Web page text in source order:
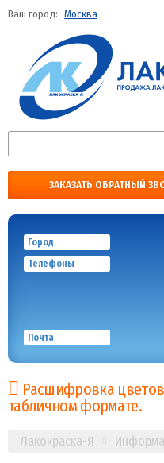
Ваш город: Москва
ЗАКАЗАТЬ ОБРАТНЫЙ
Город
Телефоны
Почта
Расшифровка
табличном формате.
Лакокраска-Я